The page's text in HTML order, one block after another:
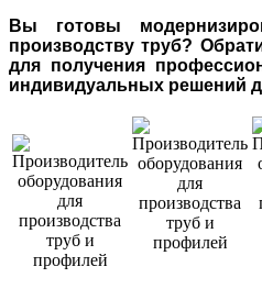
Вы готовы
производству труб?
для получения
индивидуальных решений